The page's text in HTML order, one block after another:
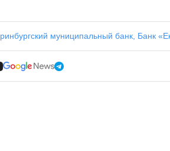
муниципальный банк, Банк